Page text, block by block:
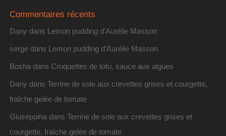
Commentaires récents
Dany dans Lemon pudding d’Aurélie Masson
sergedans Lemon pudding d’Aurélie Masson
Bosha dans Croquettes de tofu, sauce aux algues
Dany dans Terrine de sole aux crevettes grises et courgette,
fraîche gelée de tomate
Giuseppina dans Terrine de sole aux crevettes grises et
courgette, fraîche gelée de tomate